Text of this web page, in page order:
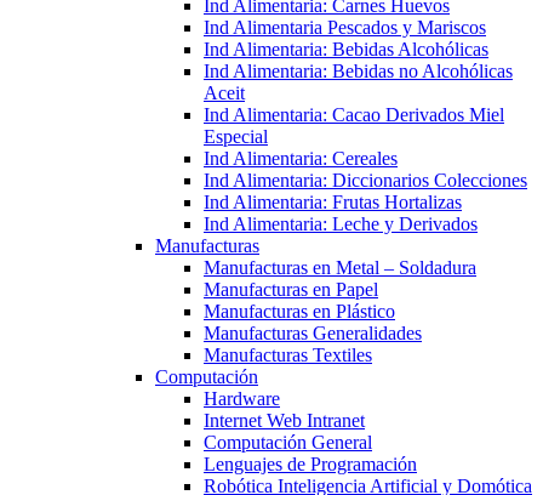
Ind Alimentaria: Carnes Huevos
Ind Alimentaria Pescados y Mariscos
Ind Alimentaria: Bebidas Alcohólicas
Ind Alimentaria: Bebidas no Alcohólicas
Aceit
Ind Alimentaria: Cacao Derivados Miel
Especial
Ind Alimentaria: Cereales
Ind Alimentaria: Diccionarios Colecciones
Ind Alimentaria: Frutas Hortalizas
Ind Alimentaria: Leche y Derivados
Manufacturas
Manufacturas en Metal – Soldadura
Manufacturas en Papel
Manufacturas en Plástico
Manufacturas Generalidades
Manufacturas Textiles
Computación
Hardware
Internet Web Intranet
Computación General
Lenguajes de Programación
Robótica Inteligencia Artificial y Domótica